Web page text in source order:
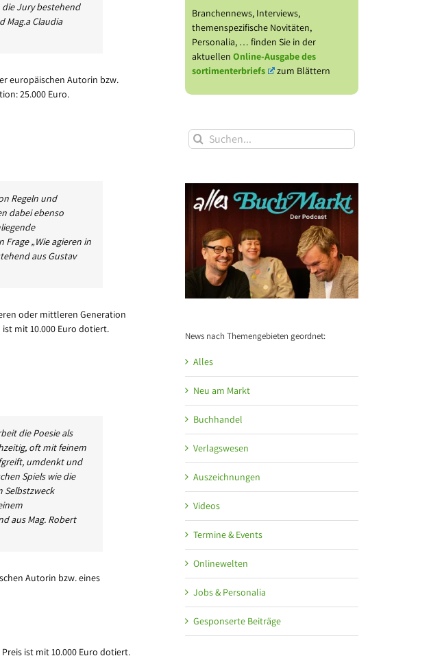
die Jury bestehend
Mag.a Claudia
europäischen Autorin bzw.
25.000 Euro.
Regeln und
dabei ebenso
„Wie agieren in
aus Gustav
oder mittleren Generation
mit 10.000 Euro dotiert.
die Poesie als
oft mit feinem
umdenkt und
Spiels wie die
Selbstzweck
aus Mag. Robert
Autorin bzw. eines
ist mit 10.000 Euro dotiert.
Branchennews, Interviews,
themenspezifische Novitäten,
Personalia, … finden Sie in der
aktuellen Online-Ausgabe des
sortimenterbriefs
zum Blättern
Suche
nach:
News nach Themengebieten geordnet:
Alles
Neu am Markt
Buchhandel
Verlagswesen
Auszeichnungen
Videos
Termine & Events
Onlinewelten
Jobs & Personalia
Gesponserte Beiträge